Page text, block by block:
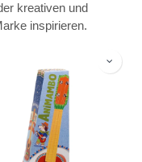
kreativen und
inspirieren.